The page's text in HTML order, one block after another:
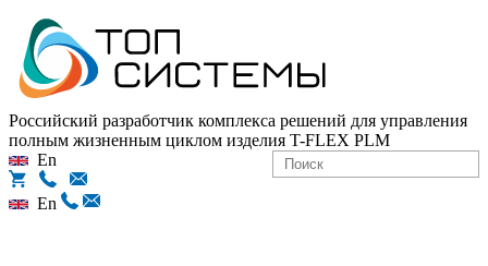
Российский разработчик комплекса решений для управления
полным жизненным циклом изделия T-FLEX PLM
En
En